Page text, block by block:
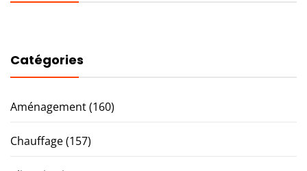
Catégories
Aménagement(160)
Chauffage(157)